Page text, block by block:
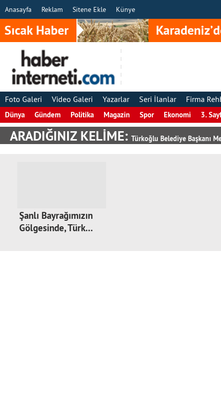
Anasayfa Reklam Sitene Ekle Künye
Sıcak Haber
Foto Galeri Video Galeri Yazarlar Seri İlanlar Firma
Dünya Gündem Politika Magazin Spor Ekonomi 3.
ARADIĞINIZ KELİME: Türkoğlu Belediye Başkanı
Şanlı Bayrağımızın
Gölgesinde, Türk…